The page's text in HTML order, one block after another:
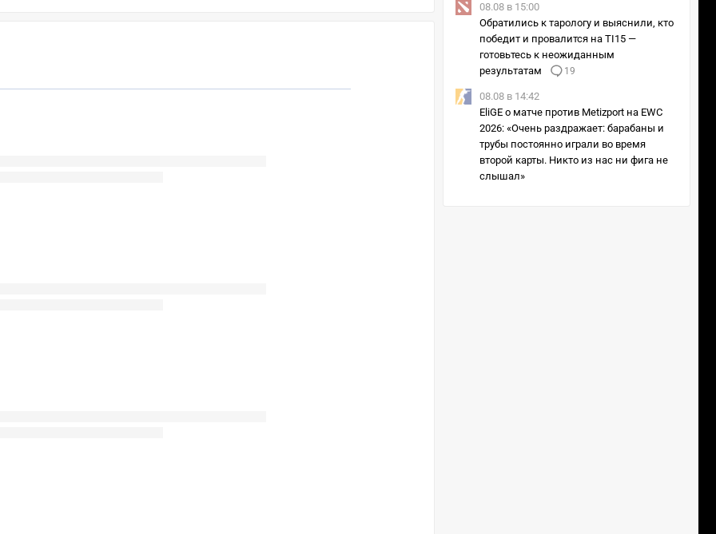
08.08 в 15:00
Обратились к тарологу и выяснили, кто
победит и провалится на TI15 —
готовьтесь к неожиданным
результатам
19
08.08 в 14:42
EliGE о матче против Metizport на EWC
2026: «Очень раздражает: барабаны и
трубы постоянно играли во время
второй карты. Никто из нас ни фига не
слышал»